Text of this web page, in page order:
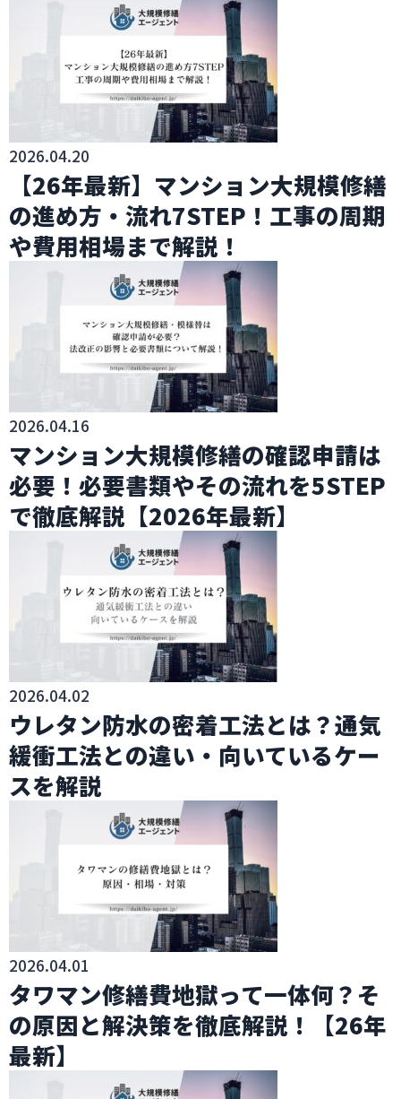
2026.04.20
【26年最新】マンション大規模修繕
の進め方・流れ7STEP！工事の周期
や費用相場まで解説！
2026.04.16
マンション大規模修繕の確認申請は
必要！必要書類やその流れを5STEP
で徹底解説【2026年最新】
2026.04.02
ウレタン防水の密着工法とは？通気
緩衝工法との違い・向いているケー
スを解説
2026.04.01
タワマン修繕費地獄って一体何？そ
の原因と解決策を徹底解説！【26年
最新】